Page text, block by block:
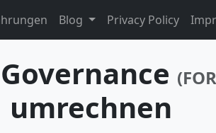
Blog Privacy Policy
umrechnen